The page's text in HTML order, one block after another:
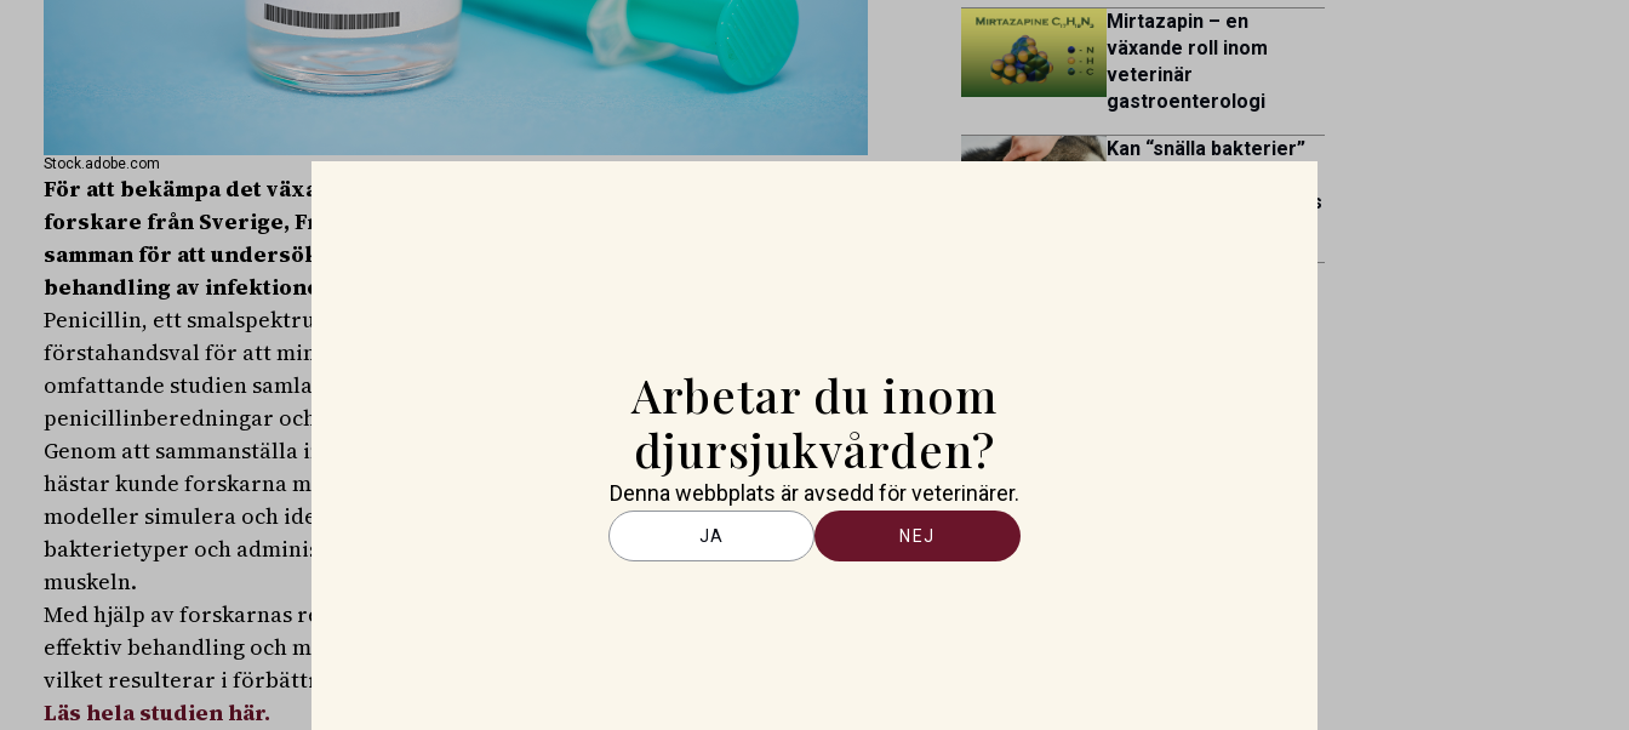
Stock.adobe.com
För att bekämpa det växande problemet med antibiotikaresistens har
forskare från Sverige, Frankrike, Storbritannien, USA och Japan gått
samman för att undersöka lämpliga doseringar av penicillin för
behandling av infektioner hos hästar.
Penicillin, ett smalspektrum-antibiotikum, rekommenderas ofta som
förstahandsval för att minimera risken för antibiotikaresistens. I den
omfattande studien samlades och analyserades data från olika
penicillinberedningar och behandlingsregimer som används globalt.
Genom att sammanställa information från 1 022 blodprover tagna från 40 olika
hästar kunde forskarna med hjälp av avancerade matematiska och statistiska
modeller simulera och identifiera bästa dos och behandlingseffekt för olika
bakterietyper och administrationsmetoder, antingen direkt i blodet eller i
muskeln.
Med hjälp av forskarnas rekommendationer för dosering kan man uppnå både
effektiv behandling och minska risken för utveckling av antibiotikaresistens,
vilket resulterar i förbättrad hästvälfärd och hälsotillstånd.
Läs hela studien här.
Mirtazapin – en
växande roll inom
veterinär
gastroenterologi
Kan “snälla bakterier”
återkommande otit hos
Arbetar du inom
djursjukvården?
Denna webbplats är avsedd för veterinärer.
JA NEJ